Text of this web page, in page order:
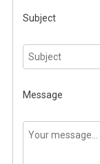
Subject
Message